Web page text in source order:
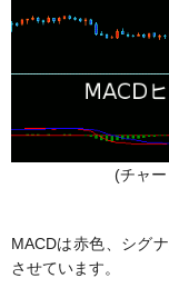
(チャ
MACDは赤色、シグ
させています。